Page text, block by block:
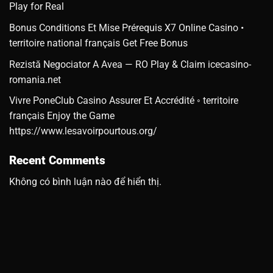
Play for Real
Bonus Conditions Et Mise Prérequis X7 Online Casino •
territoire national français Get Free Bonus
Rezistă Negociator A Avea — RO Play & Claim icecasino-
romania.net
Vivre PoneClub Casino Assurer Et Accrédité ◦ territoire
français Enjoy the Game
https://www.lesavoirpourtous.org/
Recent Comments
Không có bình luận nào để hiển thị.